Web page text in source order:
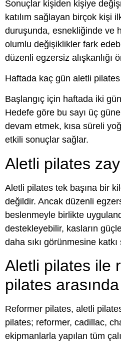
Sonuçlar kişiden kişiye
katılım sağlayan birçok kişi
duruşunda, esnekliğinde ve
olumlu değişiklikler fark
düzenli egzersiz alışkanlığı
Haftada kaç gün aletli
Başlangıç için haftada iki
Hedefe göre bu sayı üç
devam etmek, kısa süreli
etkili sonuçlar sağlar.
Aletli pilates
Aletli pilates tek başına bir
değildir. Ancak düzenli
beslenmeyle birlikte
destekleyebilir, kasların
daha sıkı görünmesine
Aletli pilates ile
pilates
Reformer pilates, aletli
pilates; reformer, cadillac,
ekipmanlarla yapılan tüm